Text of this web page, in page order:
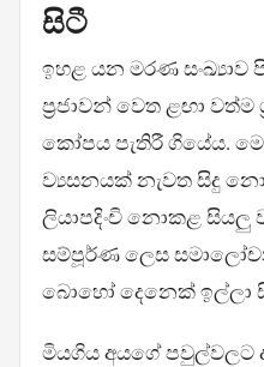
සිටී
ඉහළ යන මරණ සංඛ්‍යාව
ප්‍රජාවන් වෙත ළඟා වත්ම
කෝපය පැතිරී ගියේය.
ව්‍යසනයක් නැවත සිදු
ලියාපදිංචි නොකළ සියලු
සම්පූර්ණ ලෙස
බොහෝ දෙනෙක් ඉල්ලා
මියගිය අයගේ පවුල්වලට